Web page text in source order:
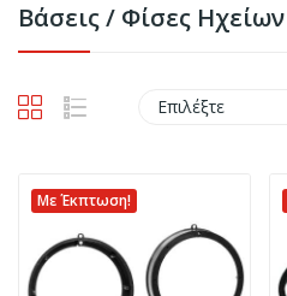
Βάσεις / Φίσες Ηχείων
Επιλέξτε
Με Έκπτωση!